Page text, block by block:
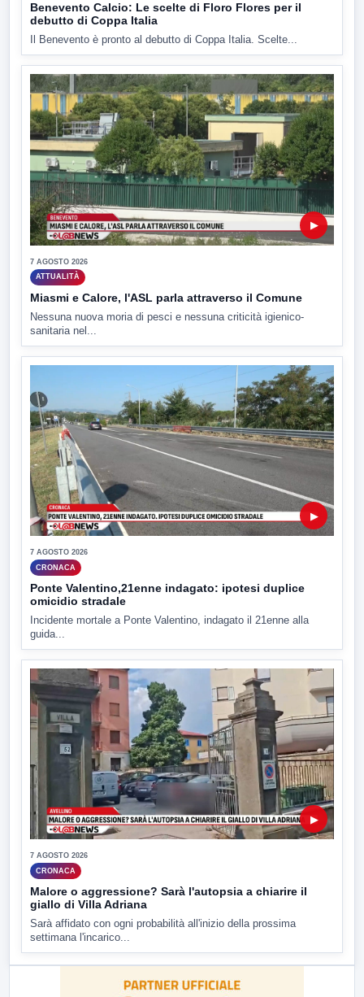
Benevento Calcio: Le scelte di Floro Flores per il
debutto di Coppa Italia
Il Benevento è pronto al debutto di Coppa Italia. Scelte...
▶
7 AGOSTO 2026
ATTUALITÀ
Miasmi e Calore, l'ASL parla attraverso il Comune
Nessuna nuova moria di pesci e nessuna criticità igienico-
sanitaria nel...
▶
7 AGOSTO 2026
CRONACA
Ponte Valentino,21enne indagato: ipotesi duplice
omicidio stradale
Incidente mortale a Ponte Valentino, indagato il 21enne alla
guida...
▶
7 AGOSTO 2026
CRONACA
Malore o aggressione? Sarà l'autopsia a chiarire il
giallo di Villa Adriana
Sarà affidato con ogni probabilità all'inizio della prossima
settimana l'incarico...